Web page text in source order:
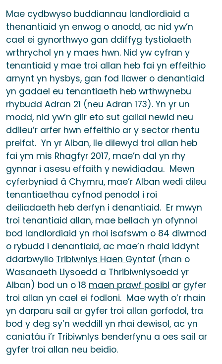
Mae cydbwyso buddiannau landlordiaid a
thenantiaid yn enwog o anodd, ac nid yw’n
cael ei gynorthwyo gan ddiffyg tystiolaeth
wrthrychol yn y maes hwn. Nid yw cyfran y
tenantiaid y mae troi allan heb fai yn effeithio
arnynt yn hysbys, gan fod llawer o denantiaid
yn gadael eu tenantiaeth heb wrthwynebu
rhybudd Adran 21 (neu Adran 173). Yn yr un
modd, nid yw’n glir eto sut gallai newid neu
ddileu’r arfer hwn effeithio ar y sector rhentu
preifat. Yn yr Alban, lle dilewyd troi allan heb
fai ym mis Rhagfyr 2017, mae’n dal yn rhy
gynnar i asesu effaith y newidiadau. Mewn
cyferbyniad â Chymru, mae’r Alban wedi dileu
tenantiaethau cyfnod penodol i roi
deiliadaeth heb derfyn i denantiaid. Er mwyn
troi tenantiaid allan, mae bellach yn ofynnol
bod landlordiaid yn rhoi isafswm o 84 diwrnod
o rybudd i denantiaid, ac mae’n rhaid iddynt
ddarbwyllo Tribiwnlys Haen Gyntaf (rhan o
Wasanaeth Llysoedd a Thribiwnlysoedd yr
Alban) bod un o 18 maen prawf posibl ar gyfer
troi allan yn cael ei fodloni. Mae wyth o’r rhain
yn darparu sail ar gyfer troi allan gorfodol, tra
bod y deg sy’n weddill yn rhai dewisol, ac yn
caniatáu i’r Tribiwnlys benderfynu a oes sail ar
gyfer troi allan neu beidio.